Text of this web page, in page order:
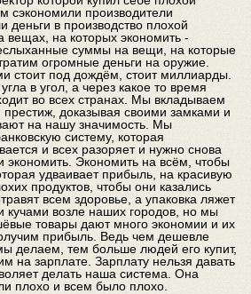
сэкономили производители
деньги в производство плохой
на которых экономить -
суммы на вещи, на которые
огромные деньги на оружие.
стоит под дождём, стоит миллиарды.
в угол, а через какое то время
во всех странах. Мы вкладываем
доказывая своими замками и
на нашу значимость. Мы
систему, которая
и всех разоряет и нужно снова
экономить. Экономить на всём, чтобы
удваивает прибыль, на красивую
продуктов, чтобы они казались
всем здоровье, а упаковка ляжет
возле наших городов, но мы
товары дают много экономии и их
прибыль. Ведь чем дешевле
делаем, тем больше людей его купит,
на зарплате. Зарплату нельзя давать
делать наша система. Она
плохо и всем было плохо.